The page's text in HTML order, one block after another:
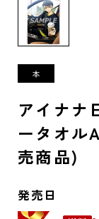
アイナナ
ータオル
売商品)
発売日